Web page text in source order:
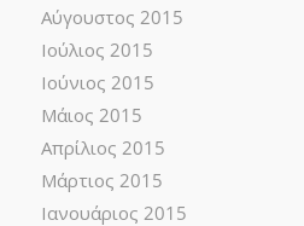
Αύγουστος 2015
Ιούλιος 2015
Ιούνιος 2015
Μάιος 2015
Απρίλιος 2015
Μάρτιος 2015
Ιανουάριος 2015